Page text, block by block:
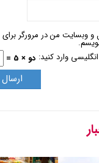
و وبسایت من در مرورگر
وارد کنید: دو × 5 =